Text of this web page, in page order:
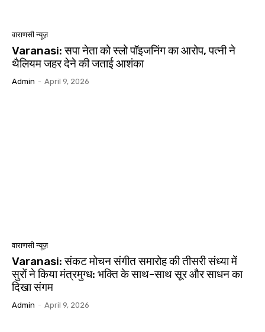
वाराणसी न्यूज़
Varanasi: सपा नेता को स्लो पॉइजनिंग का आरोप, पत्नी ने
थैलियम जहर देने की जताई आशंका
Admin - April 9, 2026
वाराणसी न्यूज़
Varanasi: संकट मोचन संगीत समारोह की तीसरी संध्या में
सुरों ने किया मंत्रमुग्ध: भक्ति के साथ-साथ सूर और साधन का
दिखा संगम
Admin - April 9, 2026